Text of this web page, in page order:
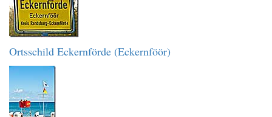
Ortsschild Eckernförde (Eckernföör)